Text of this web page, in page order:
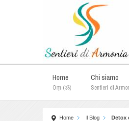
Home
Oṃ (ॐ)
Chi siamo
Sentieri di
Home Il Blog Detox